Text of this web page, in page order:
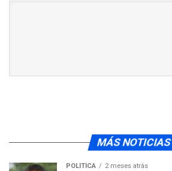
MÁS NOTICIAS
POLÍTICA 2 meses atrás